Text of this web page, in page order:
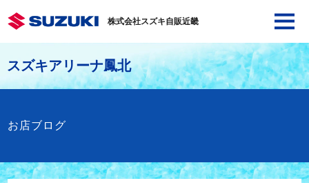
株式会社スズキ自販近畿
スズキアリーナ鳳北
お店ブログ